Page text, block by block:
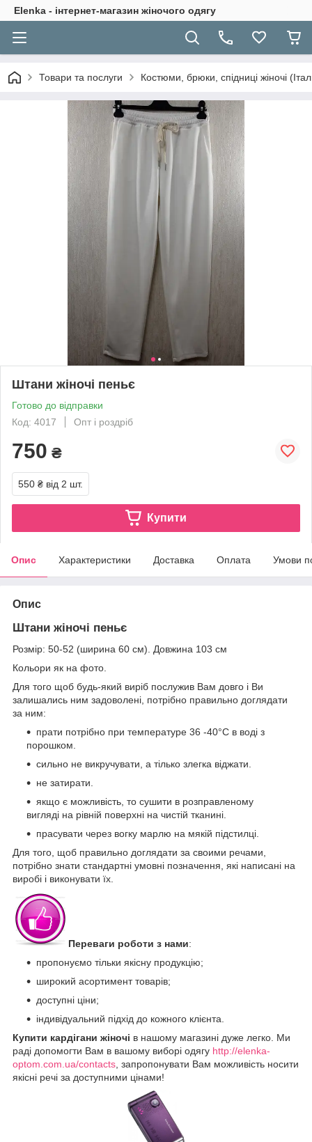
Elenka - інтернет-магазин жіночого одягу
Товари та послуги Костюми, брюки, спідниці жіночі
Штани жіночі пеньє
Готово до відправки
Код: 4017
Опт і роздріб
750 ₴
550 ₴ від 2 шт.
Купити
Опис Характеристики Доставка Оплата Умови
Опис
Штани жіночі пеньє
Розмір: 50-52 (ширина 60 см). Довжина 103 см
Кольори як на фото.
Для того щоб будь-який виріб послужив Вам довго і Ви
залишались ним задоволені, потрібно правильно доглядати
за ним:
прати потрібно при температуре 36 -40°С в воді з
порошком.
сильно не викручувати, а тілько злегка віджати.
не затирати.
якщо є можливість, то сушити в розправленому
вигляді на рівній поверхні на чистій тканині.
прасувати через вогку марлю на мякій підстилці.
Для того, щоб правильно доглядати за своими речами,
потрібно знати стандартні умовні позначення, які написані на
виробі і виконувати їх.
Переваги роботи з нами:
пропонуємо тільки якісну продукцію;
широкий асортимент товарів;
доступні ціни;
індивідуальний підхід до кожного клієнта.
Купити кардігани жіночі в нашому магазині дуже легко. Ми
раді допомогти Вам в вашому виборі одягу http://elenka-
optom.com.ua/contacts , запропонувати Вам можливість носити
якісні речі за доступними цінами!